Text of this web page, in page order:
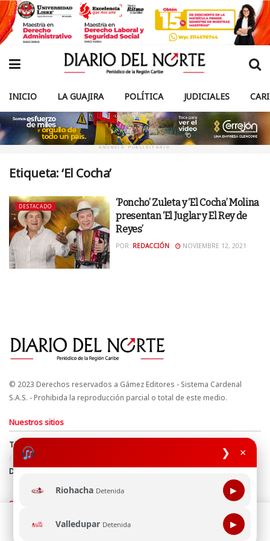
❯ ×
Riohacha Detenida ▶
Valledupar Detenida ▶
INICIO LA GUAJIRA POLÍTICA JUDICIALES
ANUNCIO PUBLICITARIO
Etiqueta:‘El Cocha’
DESTACADO
‘Poncho’ Zuleta y ‘El Cocha’ Molina
presentan ‘El Juglar y El Rey de
Reyes’
POR: REDACCIÓN NOVIEMBRE 12, 2021
© 2023 Derechos reservados a Gámez Editores - Sistema Cardenal
S.A.S. - Prohibida la reproducción parcial o total de este medio.
Nuestros sitios
Términos y Condiciones
Derechos de Autor y Propiedad Intelectual
Política de uso de cookies
Política de Tratamiento de Datos
Directrices Editoriales
Síguenos
Esta página web usa cookie para mejorar tu experiencia de
navegación, al continuar aceptas nuestra política de uso de